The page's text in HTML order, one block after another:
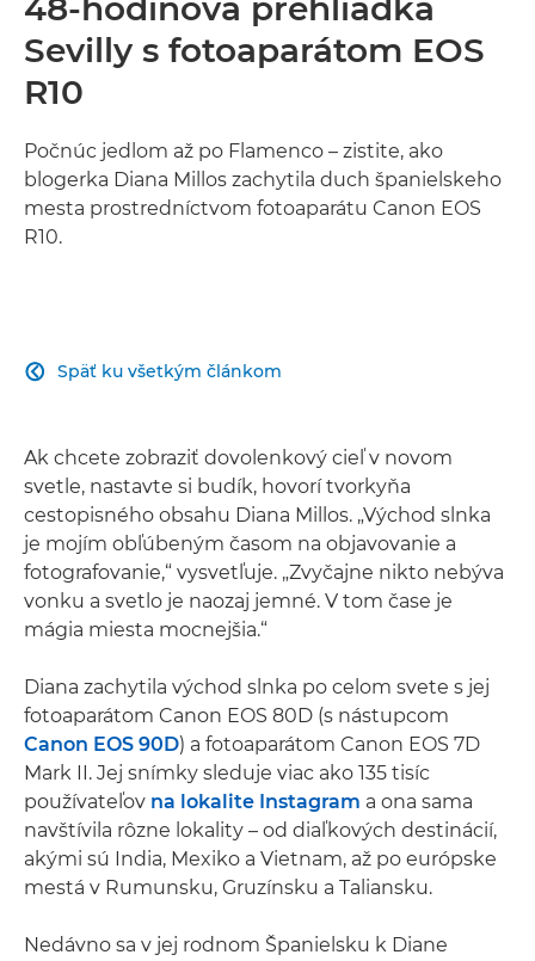
48-hodinová prehliadka
Sevilly s fotoaparátom EOS
R10
Počnúc jedlom až po Flamenco – zistite, ako
blogerka Diana Millos zachytila duch španielskeho
mesta prostredníctvom fotoaparátu Canon EOS
R10.
Späť ku všetkým článkom

Ak chcete zobraziť dovolenkový cieľ v novom
svetle, nastavte si budík, hovorí tvorkyňa
cestopisného obsahu Diana Millos. „Východ slnka
je mojím obľúbeným časom na objavovanie a
fotografovanie,“ vysvetľuje. „Zvyčajne nikto nebýva
vonku a svetlo je naozaj jemné. V tom čase je
mágia miesta mocnejšia.“
Diana zachytila východ slnka po celom svete s jej
fotoaparátom Canon EOS 80D (s nástupcom
Canon EOS 90D) a fotoaparátom Canon EOS 7D
Mark II. Jej snímky sleduje viac ako 135 tisíc
používateľov na lokalite Instagram a ona sama
navštívila rôzne lokality – od diaľkových destinácií,
akými sú India, Mexiko a Vietnam, až po európske
mestá v Rumunsku, Gruzínsku a Taliansku.
Nedávno sa v jej rodnom Španielsku k Diane